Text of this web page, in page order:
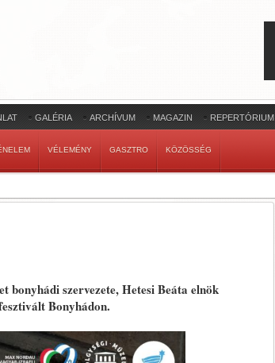
GALÉRIA ARCHÍVUM MAGAZIN REPERTÓRIUM
VÉLEMÉNY GASZTRO KÖZÖSSÉG
szervezete, Hetesi Beáta elnök
Bonyhádon.